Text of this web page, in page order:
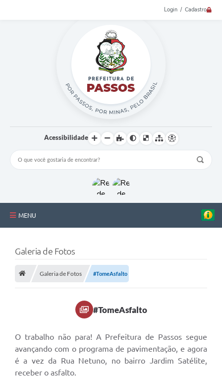
Login / Cadastro
Acessibilidade
MENU
Telefones Úteis
Galeria de Vídeos
Galeria de Fotos
Galeria de Fotos #TomeAsfalto
#TomeAsfalto
O trabalho não para! A Prefeitura de Passos segue
avançando com o programa de pavimentação, e agora
é a vez da Rua Netuno, no bairro Jardim Satélite,
receber o asfalto.